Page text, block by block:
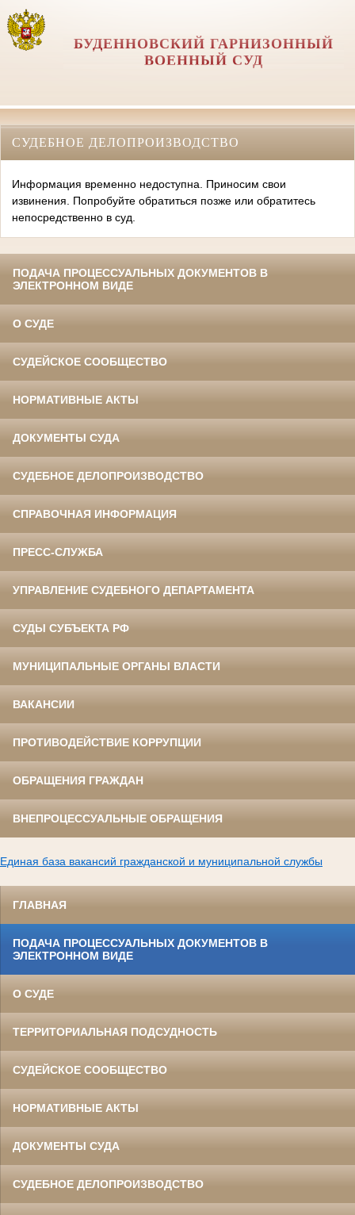
БУДЕННОВСКИЙ ГАРНИЗОННЫЙ
ВОЕННЫЙ СУД
СУДЕБНОЕ ДЕЛОПРОИЗВОДСТВО
Информация временно недоступна. Приносим свои
извинения. Попробуйте обратиться позже или обратитесь
непосредственно в суд.
ПОДАЧА ПРОЦЕССУАЛЬНЫХ ДОКУМЕНТОВ В
ЭЛЕКТРОННОМ ВИДЕ
О СУДЕ
СУДЕЙСКОЕ СООБЩЕСТВО
НОРМАТИВНЫЕ АКТЫ
ДОКУМЕНТЫ СУДА
СУДЕБНОЕ ДЕЛОПРОИЗВОДСТВО
СПРАВОЧНАЯ ИНФОРМАЦИЯ
ПРЕСС-СЛУЖБА
УПРАВЛЕНИЕ СУДЕБНОГО ДЕПАРТАМЕНТА
СУДЫ СУБЪЕКТА РФ
МУНИЦИПАЛЬНЫЕ ОРГАНЫ ВЛАСТИ
ВАКАНСИИ
ПРОТИВОДЕЙСТВИЕ КОРРУПЦИИ
ОБРАЩЕНИЯ ГРАЖДАН
ВНЕПРОЦЕССУАЛЬНЫЕ ОБРАЩЕНИЯ
Единая база вакансий гражданской и муниципальной службы
ГЛАВНАЯ
ПОДАЧА ПРОЦЕССУАЛЬНЫХ ДОКУМЕНТОВ В
ЭЛЕКТРОННОМ ВИДЕ
О СУДЕ
ТЕРРИТОРИАЛЬНАЯ ПОДСУДНОСТЬ
СУДЕЙСКОЕ СООБЩЕСТВО
НОРМАТИВНЫЕ АКТЫ
ДОКУМЕНТЫ СУДА
СУДЕБНОЕ ДЕЛОПРОИЗВОДСТВО